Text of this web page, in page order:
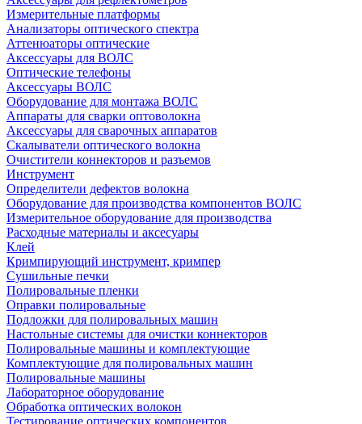
Измерительные платформы
Анализаторы оптического спектра
Аттенюаторы оптические
Аксессуары для ВОЛС
Оптические телефоны
Аксессуары ВОЛС
Оборудование для монтажа ВОЛС
Аппараты для сварки оптоволокна
Аксессуары для сварочных аппаратов
Скалыватели оптического волокна
Очистители коннекторов и разъемов
Инструмент
Определители дефектов волокна
Оборудование для производства компонентов ВОЛС
Измерительное оборудование для производства
Расходные материалы и аксесуары
Клей
Кримпирующий инструмент, кримпер
Сушильные печки
Полировальные пленки
Оправки полировальные
Подложки для полировальных машин
Настольные системы для очистки коннекторов
Полировальные машины и комплектующие
Комплектующие для полировальных машин
Полировальные машины
Лабораторное оборудование
Обработка оптических волокон
Тестирование оптических компонентов